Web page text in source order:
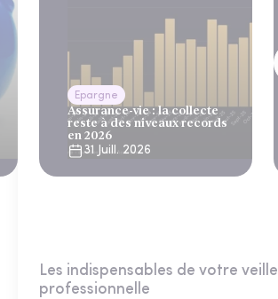
Epargne
Assurance-vie : la collecte
reste à des niveaux records
en 2026
31 Juill. 2026
Les indispensables de votre veille
professionnelle